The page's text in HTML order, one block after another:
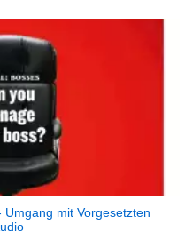
Umgang mit Vorgesetzten